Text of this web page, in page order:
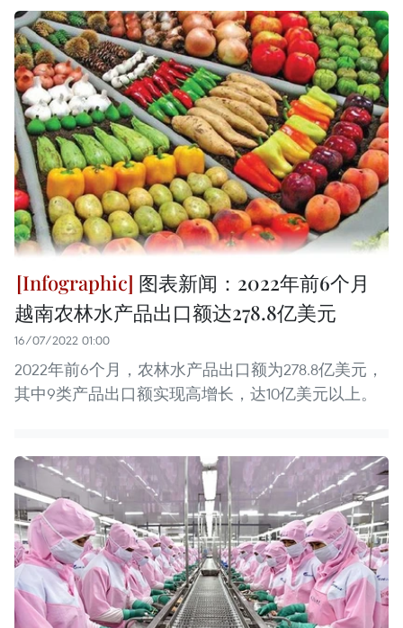
图表新闻：2022年前6个月
越南农林水产品出口额达278.8亿美元
16/07/2022 01:00
2022年前6个月，农林水产品出口额为278.8亿美元，
其中9类产品出口额实现高增长，达10亿美元以上。